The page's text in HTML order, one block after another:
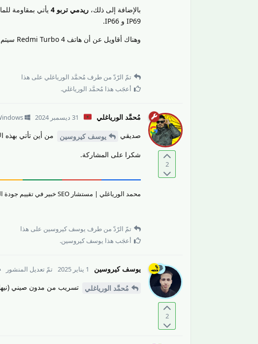
بالإضافة إلى ذلك، ريدمي تربو 4
IP69 و IP66.
وهناك أقاويل عن أن هاتف Redmi Turbo 4 سيتم إصداره في الأسواق الدولية تحت اسم
تمّ الرّدّ من طرف مُحمَّد الورياغلي على هذا
أعجَب هذا مُحمَّد الورياغلي.
2
مُحمَّد الورياغلي 31 ديسمبر 2024
صديقي يوسف كيروسين من أين تأتي بهذه
شكرا على المشاركة.
محمد الورياغلي | مستشار SEO خبير في تقييم جودة المحتوى والمواقع الإلكترونيّة وتحسين تجربة المستخدم.
تمّ الرّدّ من طرف يوسف كيروسين على هذا
أعجَب هذا يوسف كيروسين.
2
يوسف كيروسين 1 يناير 2025 تمّ تعديل المنشور
مُحمَّد الورياغلي تسريب من مدون صيني